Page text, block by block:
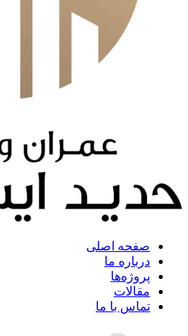
صفحه اصلی
درباره ما
پروژه‌ها
مقالات
تماس با ما